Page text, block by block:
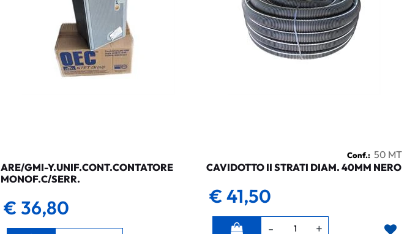
ARE/GMI-Y.UNIF.CONT.CONTATORE
MONOF.C/SERR.
€ 36,80
Conf.: 50 MT
CAVIDOTTO II STRATI DIAM. 40MM NERO
€ 41,50
Quantità